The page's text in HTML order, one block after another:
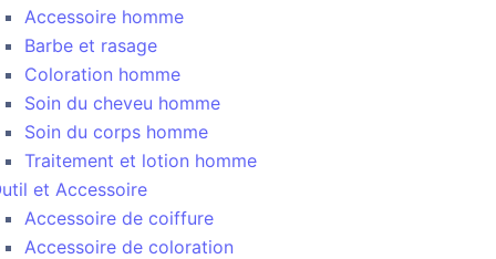
Accessoire homme
Barbe et rasage
Coloration homme
Soin du cheveu homme
Soin du corps homme
Traitement et lotion homme
et Accessoire
Accessoire de coiffure
Accessoire de coloration